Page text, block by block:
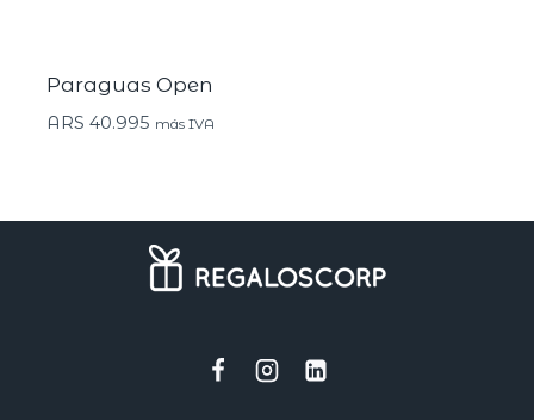
Paraguas Open
ARS 40.995 más IVA